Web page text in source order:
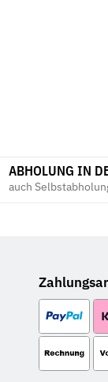
ABHOLUNG IN
auch